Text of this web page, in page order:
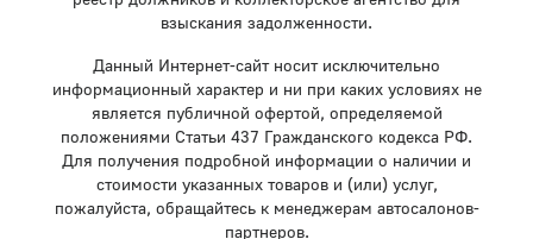
взыскания задолженности.
Данный Интернет-сайт носит исключительно
информационный характер и ни при каких условиях не
является публичной офертой, определяемой
положениями Статьи 437 Гражданского кодекса РФ.
Для получения подробной информации о наличии и
стоимости указанных товаров и (или) услуг,
пожалуйста, обращайтесь к менеджерам автосалонов-
партнеров.